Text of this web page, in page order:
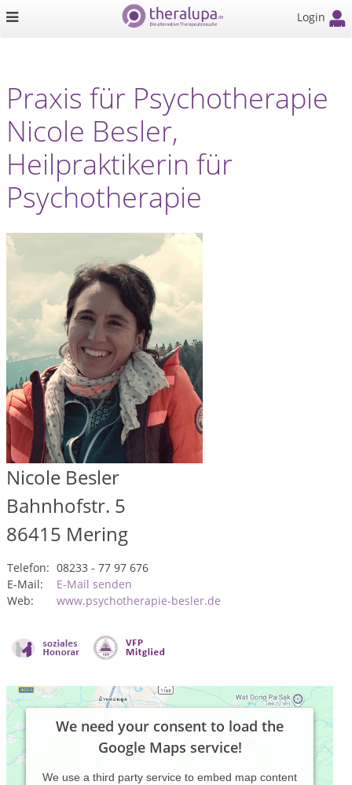
Login
Praxis für Psychotherapie
Nicole Besler,
Heilpraktikerin für
Psychotherapie
Nicole Besler
Bahnhofstr. 5
86415 Mering
Telefon: 08233 - 77 97 676
E-Mail:
E-Mail senden
Web:
www.psychotherapie-besler.de
We need your consent to load the
Google Maps service!
We use a third party service to embed map content